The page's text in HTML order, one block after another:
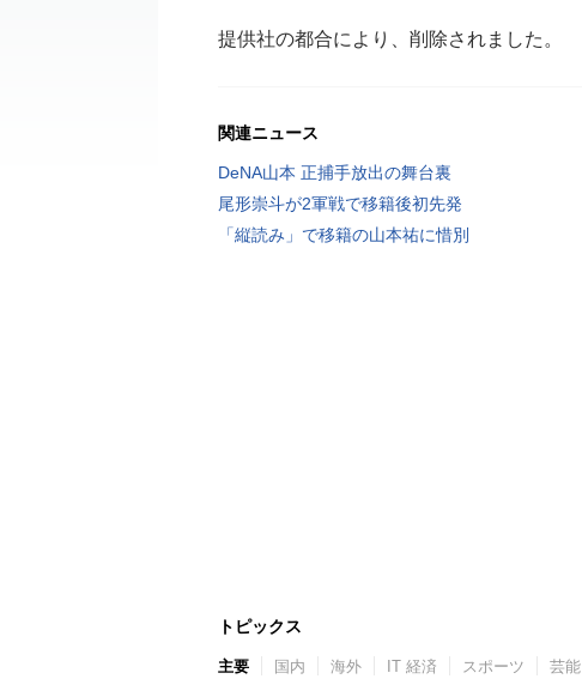
提供社の都合により、削除されました。
関連ニュース
DeNA山本 正捕手放出の舞台裏
尾形崇斗が2軍戦で移籍後初先発
「縦読み」で移籍の山本祐に惜別
トピックス
主要 国内 海外 IT 経済 スポーツ 芸能